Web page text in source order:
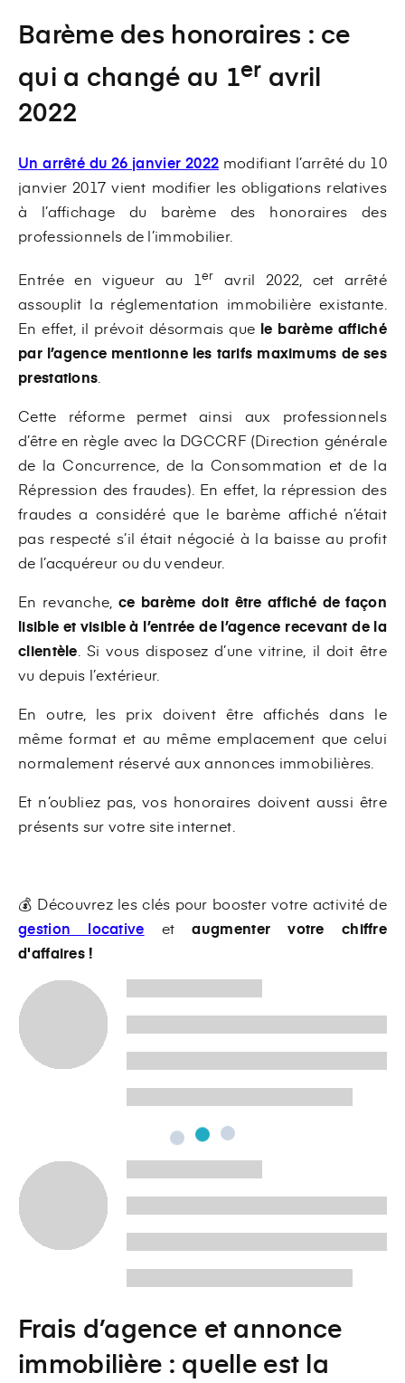
Barème des honoraires : ce
qui a changé au 1er avril
2022
Un arrêté du 26 janvier 2022 modifiant l’arrêté du 10
janvier 2017 vient modifier les obligations relatives
à l’affichage du barème des honoraires des
professionnels de l’immobilier.
Entrée en vigueur au 1er
avril 2022, cet arrêté
assouplit la réglementation immobilière existante.
En effet, il prévoit désormais que le barème affiché
par l’agence mentionne les tarifs maximums de ses
prestations
Cette réforme permet ainsi aux professionnels
d’être en règle avec la DGCCRF (Direction générale
de la Concurrence, de la Consommation et de la
Répression des fraudes). En effet, la répression des
fraudes a considéré que le barème affiché n’était
pas respecté s’il était négocié à la baisse au profit
de l’acquéreur ou du vendeur.
En revanche, ce barème doit être affiché de façon
lisible et visible à l’entrée de l’agence recevant de la
clientèle Si vous disposez d’une vitrine, il doit être
vu depuis l’extérieur.
En outre, les prix doivent être affichés dans le
même format et au même emplacement que celui
normalement réservé aux annonces immobilières.
Et n’oubliez pas, vos honoraires doivent aussi être
présents sur votre site internet.
💰 Découvrez les clés pour booster votre activité de
gestion locative etaugmenter votre chiffre
d'affaires !
Frais d’agence et annonce
immobilière : quelle est la